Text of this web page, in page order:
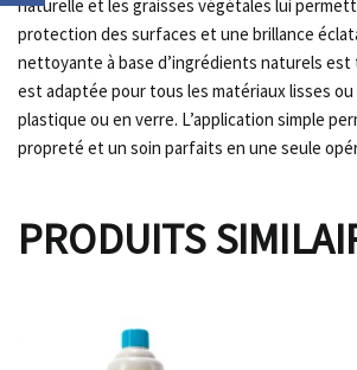
naturelle et les graisses végétales lui
protection des surfaces et une brillance
nettoyante à base d’ingrédients naturels est
est adaptée pour tous les matériaux lisses
plastique ou en verre. L’application simple
propreté et un soin parfaits en une seule
PRODUITS